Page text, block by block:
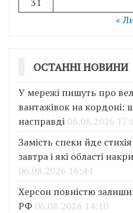
«
ОСТАННІ НОВИНИ
У мережі пишуть про
вантажівок на кордоні:
насправді 06.08.2026
Замість спеки йде
завтра і які області
06.08.2026 16:44
Херсон повністю
РФ 06.08.2026 14:10